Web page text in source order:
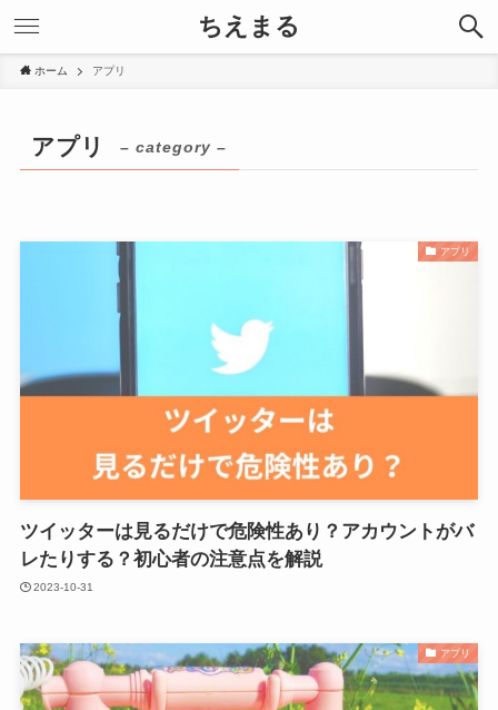
ちえまる
ホーム アプリ
アプリ – category –
アプリ
ツイッターは見るだけで危険性あり？アカウントがバ
レたりする？初心者の注意点を解説
2023-10-31
アプリ